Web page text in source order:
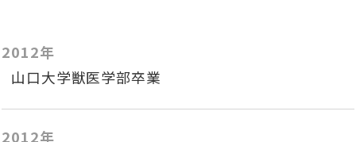
2012年
山口大学獣医学部卒業
2012年